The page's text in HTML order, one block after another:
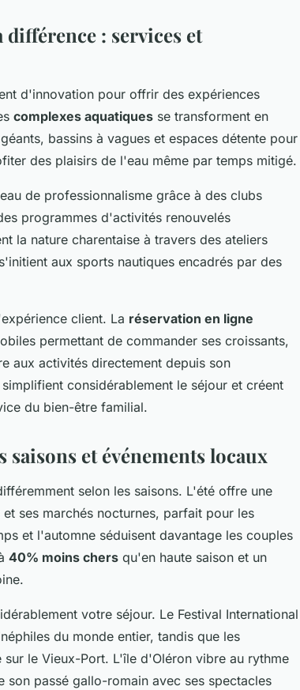
: services et
d'innovation pour offrir des expériences
complexes aquatiques se transforment en
bassins à vagues et espaces détente pour
des plaisirs de l'eau même par temps mitigé.
de professionnalisme grâce à des clubs
programmes d'activités renouvelés
la nature charentaise à travers des ateliers
aux sports nautiques encadrés par des
client. La réservation en ligne
permettant de commander ses croissants,
aux activités directement depuis son
considérablement le séjour et créent
du bien-être familial.
et événements locaux
selon les saisons. L'été offre une
ses marchés nocturnes, parfait pour les
et l'automne séduisent davantage les couples
40% moins chers qu'en haute saison et un
votre séjour. Le Festival International
du monde entier, tandis que les
le Vieux-Port. L'île d'Oléron vibre au rythme
son passé gallo-romain avec ses spectacles